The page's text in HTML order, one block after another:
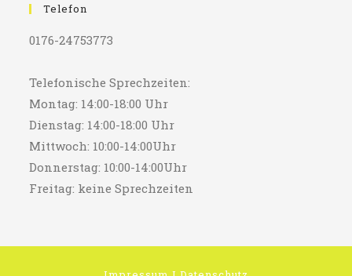
Telefon
0176-24753773
Telefonische Sprechzeiten:
Montag: 14:00-18:00 Uhr
Dienstag: 14:00-18:00 Uhr
Mittwoch: 10:00-14:00Uhr
Donnerstag: 10:00-14:00Uhr
Freitag: keine Sprechzeiten